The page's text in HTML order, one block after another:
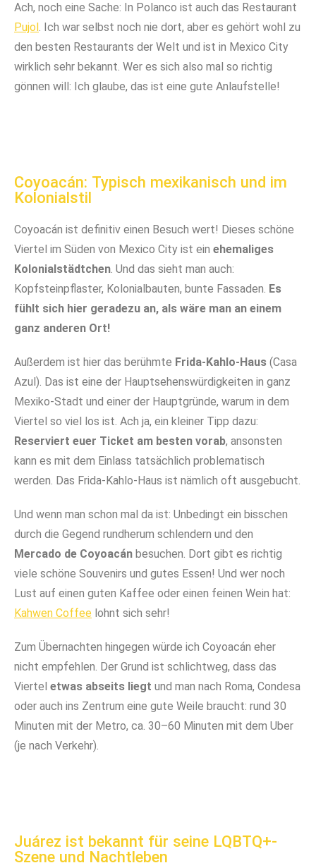
Ach, noch eine Sache: In Polanco ist auch das Restaurant
Pujol . Ich war selbst noch nie dort, aber es gehört wohl zu
den besten Restaurants der Welt und ist in Mexico City
wirklich sehr bekannt. Wer es sich also mal so richtig
gönnen will: Ich glaube, das ist eine gute Anlaufstelle!
Coyoacán: Typisch mexikanisch und im
Kolonialstil
Coyoacán ist definitiv einen Besuch wert! Dieses schöne
Viertel im Süden von Mexico City ist ein ehemaliges
Kolonialstädtchen. Und das sieht man auch:
Kopfsteinpflaster, Kolonialbauten, bunte Fassaden. Es
fühlt sich hier geradezu an, als wäre man an einem
ganz anderen Ort!
Außerdem ist hier das berühmte Frida-Kahlo-Haus (Casa
Azul). Das ist eine der Hauptsehenswürdigkeiten in ganz
Mexiko-Stadt und einer der Hauptgründe, warum in dem
Viertel so viel los ist. Ach ja, ein kleiner Tipp dazu:
Reserviert euer Ticket am besten vorab, ansonsten
kann es mit dem Einlass tatsächlich problematisch
werden. Das Frida-Kahlo-Haus ist nämlich oft ausgebucht.
Und wenn man schon mal da ist: Unbedingt ein bisschen
durch die Gegend rundherum schlendern und den
Mercado de Coyoacán besuchen. Dort gibt es richtig
viele schöne Souvenirs und gutes Essen! Und wer noch
Lust auf einen guten Kaffee oder einen feinen Wein hat:
Kahwen Coffee lohnt sich sehr!
Zum Übernachten hingegen würde ich Coyoacán eher
nicht empfehlen. Der Grund ist schlichtweg, dass das
Viertel etwas abseits liegt und man nach Roma, Condesa
oder auch ins Zentrum eine gute Weile braucht: rund 30
Minuten mit der Metro, ca. 30–60 Minuten mit dem Uber
(je nach Verkehr).
Juárez ist bekannt für seine LQBTQ+-
Szene und Nachtleben